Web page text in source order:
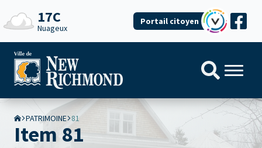
17C
Nuageux
Portail citoyen
PATRIMOINE 81
Item 81